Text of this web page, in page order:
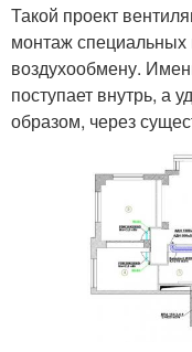
Такой проект
монтаж
воздухообмену.
поступает внутрь, а
образом, через